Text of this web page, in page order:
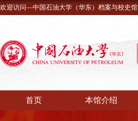
欢迎访问—中国石油大学（华东）档案与校史馆
首页 本馆介绍